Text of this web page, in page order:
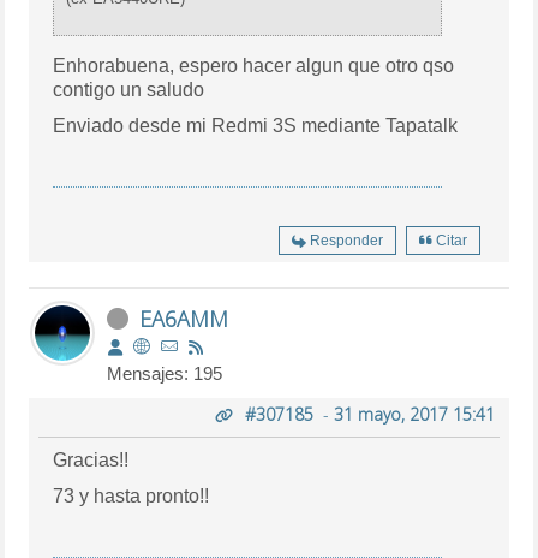
Enhorabuena, espero hacer algun que otro qso
contigo un saludo
Enviado desde mi Redmi 3S mediante Tapatalk
Responder Citar
EA6AMM
Mensajes: 195
#307185- 31 mayo, 2017 15:41
Gracias!!
73 y hasta pronto!!